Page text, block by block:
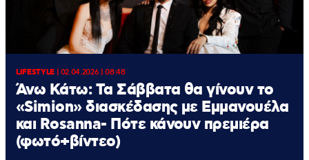
LIFESTYLE| 02.04.2026 | 08:48
Άνω Κάτω: Τα Σάββατα θα γίνουν το
«Simion» διασκέδασης με Εμμανουέλα
και Rosanna- Πότε κάνουν πρεμιέρα
(φωτό+βίντεο)